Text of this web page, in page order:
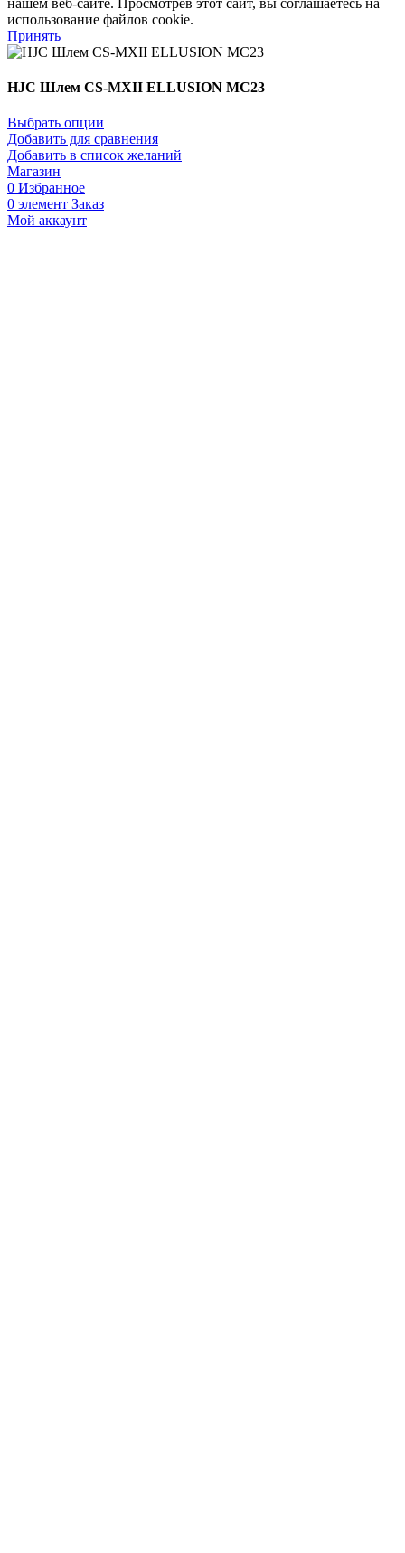
использование файлов cookie.
Принять
HJC Шлем CS-MXII ELLUSION MC23
Выбрать опции
Добавить для сравнения
Добавить в список желаний
Магазин
0 Избранное
0 элемент Заказ
Мой аккаунт